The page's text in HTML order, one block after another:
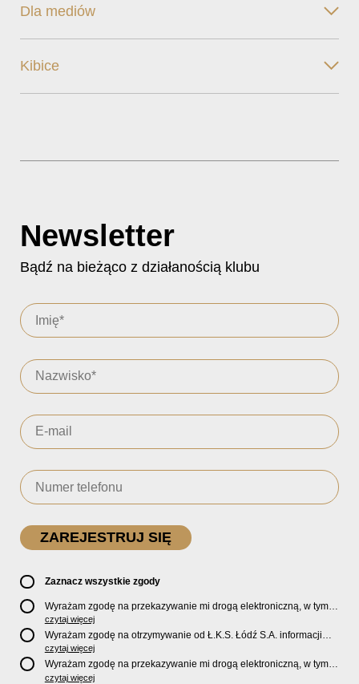
Dla mediów
Kibice
Newsletter
Bądź na bieżąco z działanością klubu
Zaznacz wszystkie zgody
Wyrażam zgodę na przekazywanie mi drogą elektroniczną, w tym
pocztą e-mail, oficjalnego newslettera oraz informacji o zniżkach,
promocjach, nowościach, biletach, karnetach, ofercie sklepu U2
Store oraz serwisu bilety.lkslodz.pl i innych produktach oraz
usługach oferowanych przez Ł.K.S. Łódź S.A.
czytaj więcej
Wyrażam zgodę na otrzymywanie od Ł.K.S. Łódź S.A. informacji
marketingowych dotyczących działalności spółki, ofert, wydarzeń i
produktów za pośrednictwem wiadomości SMS oraz połączeń
telefonicznych.
czytaj więcej
Wyrażam zgodę na przekazywanie mi drogą elektroniczną, w tym
pocztą e-mail, informacji handlowych i marketingowych o
czytaj więcej